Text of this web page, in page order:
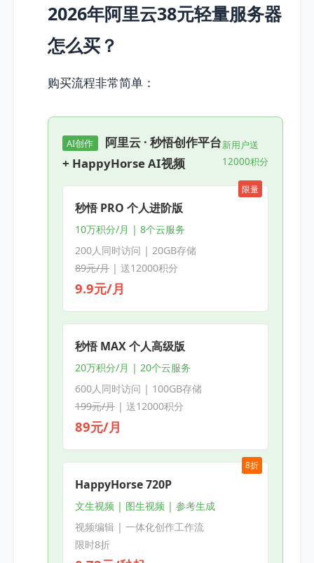
2026年阿里云38元轻量服务器
怎么买？
购买流程非常简单：
AI创作
阿里云 · 秒悟创作平台
+ HappyHorse AI视频
新用户送
12000积分
限量
秒悟 PRO 个人进阶版
10万积分/月 | 8个云服务
200人同时访问 | 20GB存储
89元/月| 送12000积分
9.9元/月
秒悟 MAX 个人高级版
20万积分/月 | 20个云服务
600人同时访问 | 100GB存储
199元/月| 送12000积分
89元/月
8折
HappyHorse 720P
文生视频 | 图生视频 | 参考生成
视频编辑 | 一体化创作工作流
限时8折